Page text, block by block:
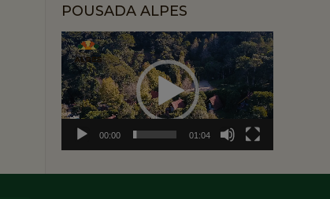
POUSADA ALPES
Tocador
de
vídeo
00:00 01:04